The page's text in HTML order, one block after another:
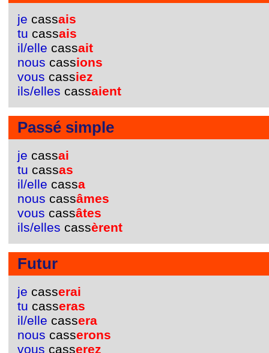
je cassais
tu cassais
il/elle cassait
nous cassions
vous cassiez
ils/elles cassaient
Passé simple
je cassai
tu cassas
il/elle cassa
nous cassâmes
vous cassâtes
ils/elles cassèrent
Futur
je casserai
tu casseras
il/elle cassera
nous casserons
vous casserez